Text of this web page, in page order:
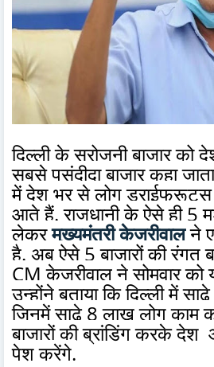
दिल्ली के सरोजनी बाजार को
सबसे पसंदीदा बाजार कहा
में देश भर से लोग
आते हैं. राजधानी के ऐसे ही 5
लेकरमुख्यमंत्री केजरीवालने
है. अब ऐसे 5 बाजारों की रंगत
CM केजरीवाल ने सोमवार को
उन्होंने बताया कि दिल्ली में
जिनमें साढ़े 8 लाख लोग काम
बाजारों की ब्रांडिंग करके
पेश करेंगे.